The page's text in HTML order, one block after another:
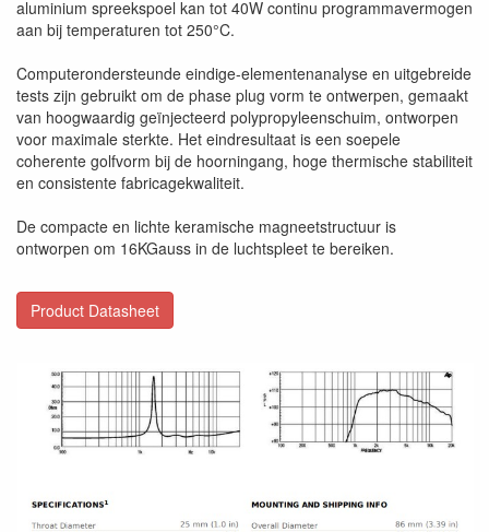
aluminium spreekspoel kan tot 40W continu programmavermogen
aan bij temperaturen tot 250°C.
Computerondersteunde eindige-elementenanalyse en uitgebreide
tests zijn gebruikt om de phase plug vorm te ontwerpen, gemaakt
van hoogwaardig geïnjecteerd polypropyleenschuim, ontworpen
voor maximale sterkte. Het eindresultaat is een soepele
coherente golfvorm bij de hoorningang, hoge thermische stabiliteit
en consistente fabricagekwaliteit.
De compacte en lichte keramische magneetstructuur is
ontworpen om 16KGauss in de luchtspleet te bereiken.
Product Datasheet